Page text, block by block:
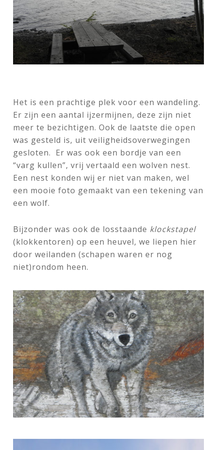
Het is een prachtige plek voor een wandeling.
Er zijn een aantal ijzermijnen, deze zijn niet
meer te bezichtigen. Ook de laatste die open
was gesteld is, uit veiligheidsoverwegingen
gesloten. Er was ook een bordje van een
“varg kullen”, vrij vertaald een wolven nest.
Een nest konden wij er niet van maken, wel
een mooie foto gemaakt van een tekening van
een wolf.
Bijzonder was ook de losstaande klockstapel
(klokkentoren) op een heuvel, we liepen hier
door weilanden (schapen waren er nog
niet)rondom heen.